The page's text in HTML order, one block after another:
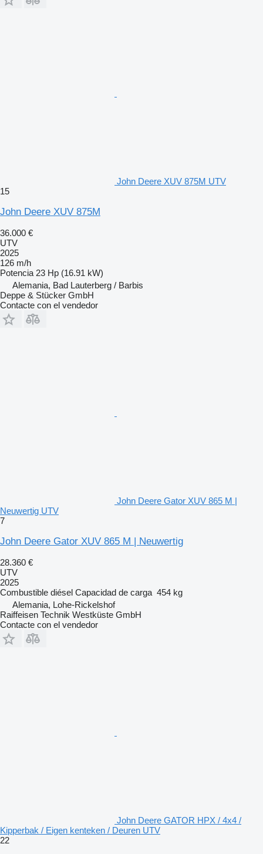
John Deere XUV 875M UTV
15
John Deere XUV 875M
36.000 €
UTV
2025
126 m/h
Potencia 23 Hp (16.91 kW)
Alemania, Bad Lauterberg / Barbis
Deppe & Stücker GmbH
Contacte con el vendedor
John Deere Gator XUV 865 M |
Neuwertig UTV
7
John Deere Gator XUV 865 M | Neuwertig
28.360 €
UTV
2025
Combustible diésel Capacidad de carga 454 kg
Alemania, Lohe-Rickelshof
Raiffeisen Technik Westküste GmbH
Contacte con el vendedor
John Deere GATOR HPX / 4x4 /
Kipperbak / Eigen kenteken / Deuren UTV
22